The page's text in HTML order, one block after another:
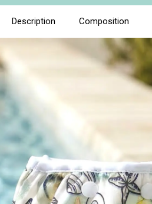
Description Composition